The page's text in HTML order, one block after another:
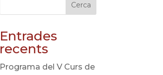
Cerca
Entrades
recents
Programa del V Curs de